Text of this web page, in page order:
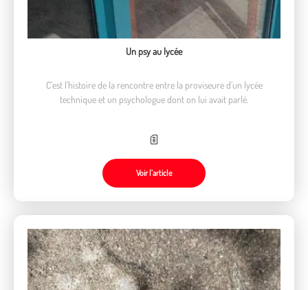
Un psy au lycée
C’est l’histoire de la rencontre entre la proviseure d’un lycée
technique et un psychologue dont on lui avait parlé.
Voir l’article